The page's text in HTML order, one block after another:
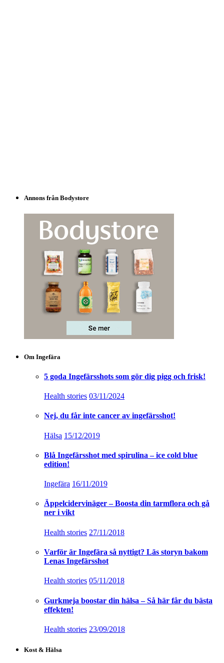
Annons från Bodystore
Om Ingefära
5 goda Ingefärsshots som gör dig pigg och frisk!
Health stories 03/11/2024
Nej, du får inte cancer av ingefärsshot!
Hälsa 15/12/2019
Blå Ingefärsshot med spirulina – ice cold blue
edition!
Ingefära 16/11/2019
Äppelcidervinäger – Boosta din tarmflora och gå
ner i vikt
Health stories 27/11/2018
Varför är Ingefära så nyttigt? Läs storyn bakom
Lenas Ingefärsshot
Health stories 05/11/2018
Gurkmeja boostar din hälsa – Så här får du bästa
effekten!
Health stories 23/09/2018
Kost & Hälsa